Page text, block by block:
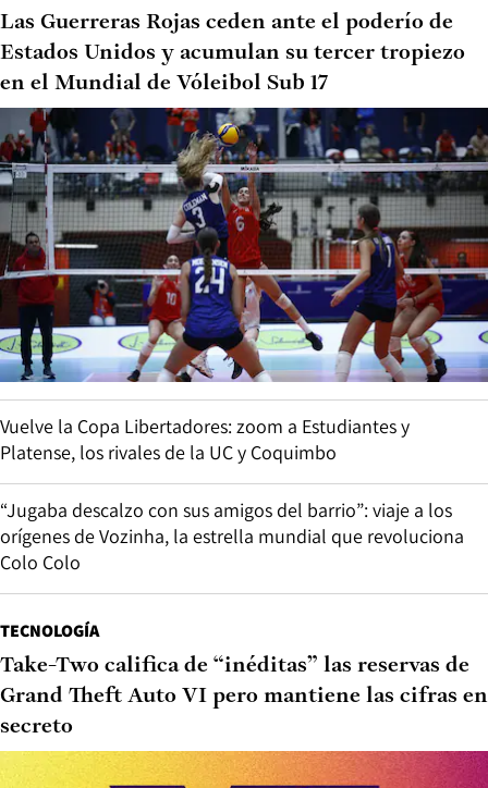
Las Guerreras Rojas ceden ante el poderío de
Estados Unidos y acumulan su tercer tropiezo
en el Mundial de Vóleibol Sub 17
Vuelve la Copa Libertadores: zoom a Estudiantes y
Platense, los rivales de la UC y Coquimbo
“Jugaba descalzo con sus amigos del barrio”: viaje a los
orígenes de Vozinha, la estrella mundial que revoluciona
Colo Colo
TECNOLOGÍA
Take-Two califica de “inéditas” las reservas de
Grand Theft Auto VI pero mantiene las cifras en
secreto